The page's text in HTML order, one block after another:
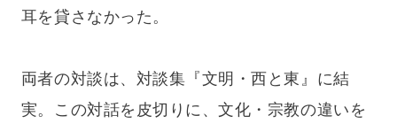
耳を貸さなかった。
両者の対談は、対談集『文明・西と東』に結
実。この対話を皮切りに、文化・宗教の違いを